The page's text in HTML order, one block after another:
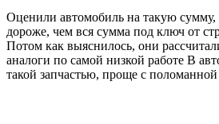
Оценили автомобиль на такую сумму,
дороже, чем вся сумма под ключ от
Потом как выяснилось, они
аналоги по самой низкой работе В
такой запчастью, проще с поломанной